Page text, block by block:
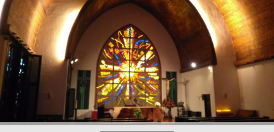
Skip
to
content